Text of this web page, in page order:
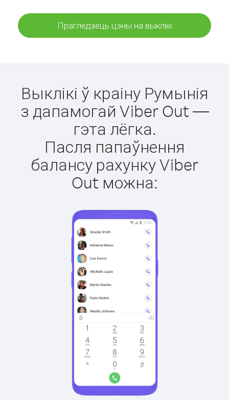
Прагледзець цэны на выклікі
Выклікі ў краіну Румынія
з дапамогай Viber Out —
гэта лёгка.
Пасля папаўнення
балансу рахунку Viber
Out можна: